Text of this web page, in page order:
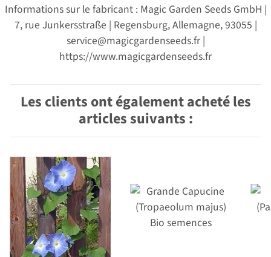
Informations sur le fabricant : Magic Garden Seeds GmbH |
7, rue Junkersstraße | Regensburg, Allemagne, 93055 |
service@magicgardenseeds.fr |
https://www.magicgardenseeds.fr
Les clients ont également acheté les
articles suivants :